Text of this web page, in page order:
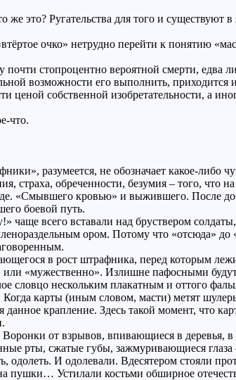
же это? Ругательства для того и существуют
очко» нетрудно перейти к понятию
почти стопроцентно вероятной смерти, едва
возможности его выполнить,
ценой собственной изобретательности, а
что.
разумеется, не обозначает какое-либо
страха, обреченности, безумия – того,
«Смывшего кровью» и выжившего. После
боевой путь.
чаще всего вставали над бруствером
ором. Потому что «отсюда»
в рост штрафника, перед которым
или «мужественно». Излишне пафосными
словцо нескольким плакатным и оттого
карты (иным словом, масти) метят
данное крапление. Здесь такой момент, что
от взрывов, впивающиеся в деревья,
рты, сжатые губы, зажмуривающиеся
одолеть. И одолевали. Вдесятером стояли
Устилали костьми обширное